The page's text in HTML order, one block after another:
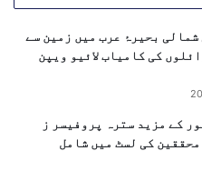
شمالی بحیرۂ عرب میں زمین سے
کی کامیاب لائیو ویپن
کے مزید سترہ پروفیسر ز
کی لسٹ میں شامل